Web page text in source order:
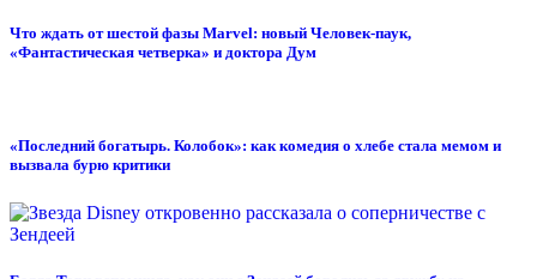
Что ждать от шестой фазы Marvel: новый Человек-паук,
«Фантастическая четверка» и доктора Дум
«Последний богатырь. Колобок»: как комедия о хлебе стала мемом и
вызвала бурю критики